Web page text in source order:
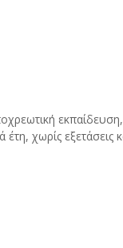
χωρίς εξετάσεις